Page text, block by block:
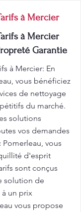
à Mercier
à Mercier
Garantie
à Mercier: En
vous bénéficiez
de nettoyage
du marché.
solutions
vos demandes
vous
d'esprit
sont conçus
solution de
un prix
vous propose